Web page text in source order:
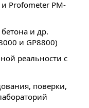
Profometer PM-
и др.
и GP8800)
реальности с
поверки,